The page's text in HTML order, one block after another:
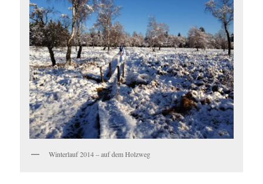
Winterlauf 2014 – auf dem Holzweg